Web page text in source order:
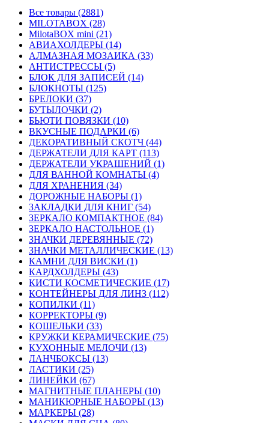
Все товары (2881)
MILOTABOX (28)
MilotaBOX mini (21)
АВИАХОЛДЕРЫ (14)
АЛМАЗНАЯ МОЗАИКА (33)
АНТИСТРЕССЫ (5)
БЛОК ДЛЯ ЗАПИСЕЙ (14)
БЛОКНОТЫ (125)
БРЕЛОКИ (37)
БУТЫЛОЧКИ (2)
БЬЮТИ ПОВЯЗКИ (10)
ВКУСНЫЕ ПОДАРКИ (6)
ДЕКОРАТИВНЫЙ СКОТЧ (44)
ДЕРЖАТЕЛИ ДЛЯ КАРТ (113)
ДЕРЖАТЕЛИ УКРАШЕНИЙ (1)
ДЛЯ ВАННОЙ КОМНАТЫ (4)
ДЛЯ ХРАНЕНИЯ (34)
ДОРОЖНЫЕ НАБОРЫ (1)
ЗАКЛАДКИ ДЛЯ КНИГ (54)
ЗЕРКАЛО КОМПАКТНОЕ (84)
ЗЕРКАЛО НАСТОЛЬНОЕ (1)
ЗНАЧКИ ДЕРЕВЯННЫЕ (72)
ЗНАЧКИ МЕТАЛЛИЧЕСКИЕ (13)
КАМНИ ДЛЯ ВИСКИ (1)
КАРДХОЛДЕРЫ (43)
КИСТИ КОСМЕТИЧЕСКИЕ (17)
КОНТЕЙНЕРЫ ДЛЯ ЛИНЗ (112)
КОПИЛКИ (11)
КОРРЕКТОРЫ (9)
КОШЕЛЬКИ (33)
КРУЖКИ КЕРАМИЧЕСКИЕ (75)
КУХОННЫЕ МЕЛОЧИ (13)
ЛАНЧБОКСЫ (13)
ЛАСТИКИ (25)
ЛИНЕЙКИ (67)
МАГНИТНЫЕ ПЛАНЕРЫ (10)
МАНИКЮРНЫЕ НАБОРЫ (13)
МАРКЕРЫ (28)